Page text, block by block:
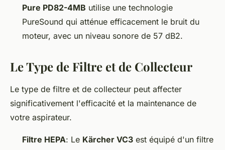
Pure PD82-4MB utilise une technologie
PureSound qui atténue efficacement le bruit du
moteur, avec un niveau sonore de 57 dB2.
Le Type de Filtre et de Collecteur
Le type de filtre et de collecteur peut affecter
significativement l'efficacité et la maintenance de
votre aspirateur.
Filtre HEPA: Le Kärcher VC3 est équipé d'un filtre